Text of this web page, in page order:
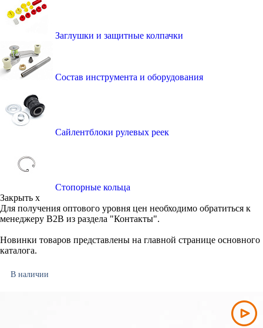
Заглушки и защитные колпачки
Состав инструмента и оборудования
Сайлентблоки рулевых реек
Стопорные кольца
Закрыть x
Для получения оптового уровня цен необходимо обратиться к
менеджеру B2B из раздела "Контакты".
Новинки товаров представлены на главной странице основного
каталога.
В наличии